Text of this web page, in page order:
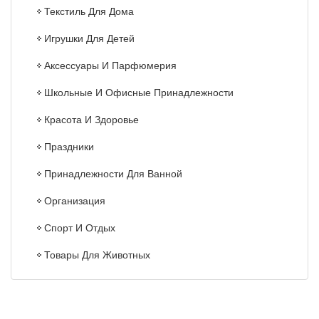
Текстиль Для Дома
Игрушки Для Детей
Аксессуары И Парфюмерия
Школьные И Офисные Принадлежности
Красота И Здоровье
Праздники
Принадлежности Для Ванной
Организация
Спорт И Отдых
Товары Для Животных